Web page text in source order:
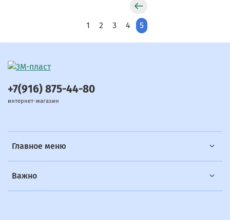
1 2 3 4 5
Главное меню
Важно
+7(916) 875-44-80
интернет-магазин